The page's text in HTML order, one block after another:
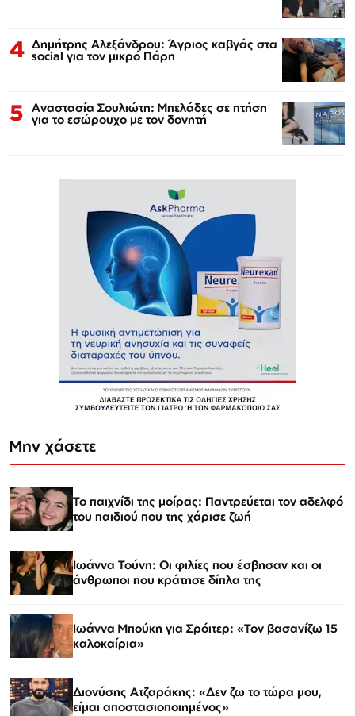
4 Δημήτρης Αλεξάνδρου: Άγριος καβγάς στα
social για τον μικρό Πάρη
5 Αναστασία Σουλιώτη: Μπελάδες σε πτήση
για το εσώρουχο με τον δονητή
Μην χάσετε
Το παιχνίδι της μοίρας: Παντρεύεται τον αδελφό
του παιδιού που της χάρισε ζωή
Ιωάννα Τούνη: Οι φιλίες που έσβησαν και οι
άνθρωποι που κράτησε δίπλα της
Ιωάννα Μπούκη για Σρόιτερ: «Τον βασανίζω 15
καλοκαίρια»
Διονύσης Ατζαράκης: «Δεν ζω το τώρα μου,
είμαι αποστασιοποιημένος»